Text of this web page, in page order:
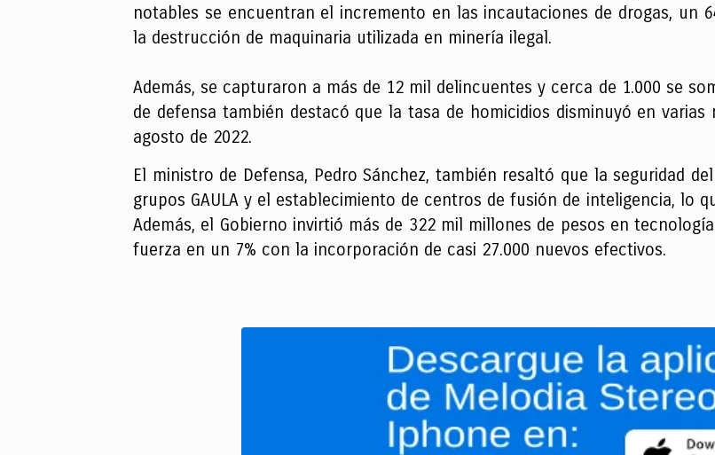
notables se encuentran el incremento en las incautaciones de drogas, un
la destrucción de maquinaria utilizada en minería ilegal.
Además, se capturaron a más de 12 mil delincuentes y cerca de 1.000 se
de defensa también destacó que la tasa de homicidios disminuyó en
agosto de 2022.
El ministro de Defensa, Pedro Sánchez, también resaltó que la seguridad
grupos GAULA y el establecimiento de centros de fusión de inteligencia, lo
Además, el Gobierno invirtió más de 322 mil millones de pesos en
fuerza en un 7% con la incorporación de casi 27.000 nuevos efectivos.